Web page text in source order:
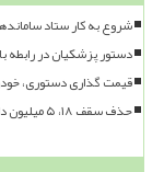
شروع به کار ستاد
دستور پزشکیان در رابطه با طلب ۴ میلیارد یورویی تامین کنندگان
قیمت گذاری دستوری،
حذف سقف ۱۸، ۵ میلیون دلاری استانی برای واردات کالاهای اساسی از مرزها